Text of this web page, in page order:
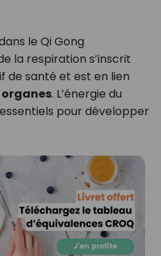
le Qi Gong
la respiration s’inscrit
de santé et est en lien
organes. L’énergie du
pour développer